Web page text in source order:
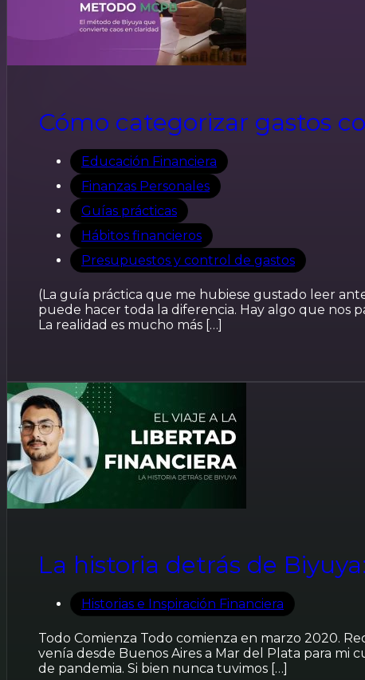
Cómo categorizar gastos
Educación Financiera
Finanzas Personales
Guías prácticas
Hábitos financieros
Presupuestos y control de gastos
(La guía práctica que me hubiese gustado leer
puede hacer toda la diferencia. Hay algo que nos
La realidad es mucho más […]
La historia detrás de
Historias e Inspiración Financiera
Todo Comienza Todo comienza en marzo 2020.
venía desde Buenos Aires a Mar del Plata para
de pandemia. Si bien nunca tuvimos […]